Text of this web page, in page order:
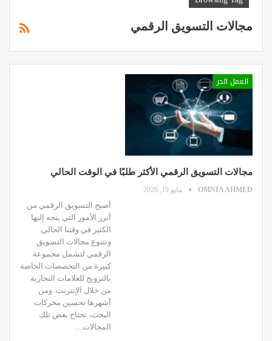
مجالات التسويق الرقمي
العمل الحر
مجالات التسويق الرقمي الأكثر طلبًا في الوقت الحالي
OMNIA AHMED مايو 19, 2026
أصبح التسويق الرقمي من
أبرز الأمور التي يتجه إليها
الكثير في وقتنا الحالي.
وتتنوع مجالات التسويق
الرقمي لتشمل مجموعة
كبيرة من التخصصات الخاصة
بالترويج للعلامات التجارية
من خلال الإنترنت. ومن
أشهرها تحسين محركات
البحث، تحتاج بعض تلك
المجالات…